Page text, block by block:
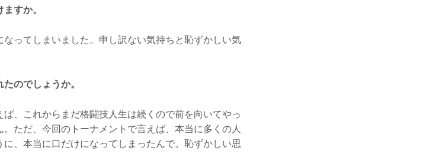
すか。
ってしまいました。申し訳ない気持ちと恥ずかしい気
のでしょうか。
、これからまだ格闘技人生は続くので前を向いてやっ
ただ、今回のトーナメントで言えば、本当に多くの人
、本当に口だけになってしまったんで。恥ずかしい思